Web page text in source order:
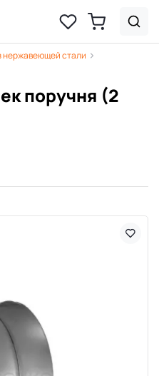
нержавеющей стали
поручня (2